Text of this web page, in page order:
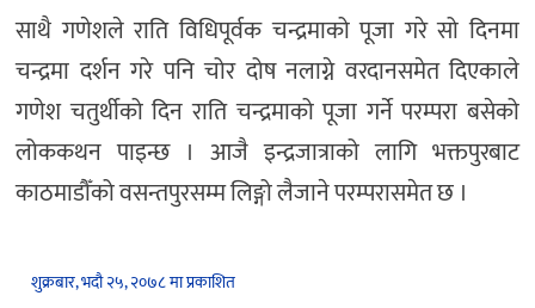
साथै गणेशले राति विधिपूर्वक चन्द्रमाको पूजा गरे सो दिनमा
चन्द्रमा दर्शन गरे पनि चोर दोष नलाग्ने वरदानसमेत दिएकाले
गणेश चतुर्थीको दिन राति चन्द्रमाको पूजा गर्ने परम्परा बसेको
लोककथन पाइन्छ । आजै इन्द्रजात्राको लागि भक्तपुरबाट
काठमाडौँको वसन्तपुरसम्म लिङ्गो लैजाने परम्परासमेत छ ।
शुक्रबार, भदौ २५, २०७८ मा प्रकाशित